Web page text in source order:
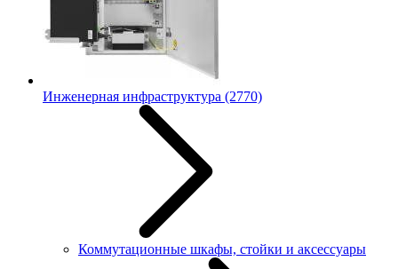
Инженерная инфраструктура (2770)
Коммутационные шкафы, стойки и аксессуары